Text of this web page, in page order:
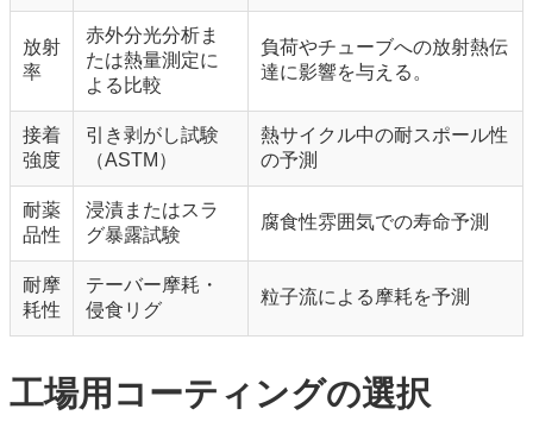
放射
率
赤外分光分析ま
たは熱量測定に
よる比較
負荷やチューブへの放射熱伝
達に影響を与える。
接着
強度
引き剥がし試験
（ASTM）
熱サイクル中の耐スポール性
の予測
耐薬
品性
浸漬またはスラ
グ暴露試験
腐食性雰囲気での寿命予測
耐摩
耗性
テーバー摩耗・
侵食リグ
粒子流による摩耗を予測
工場用コーティングの選択